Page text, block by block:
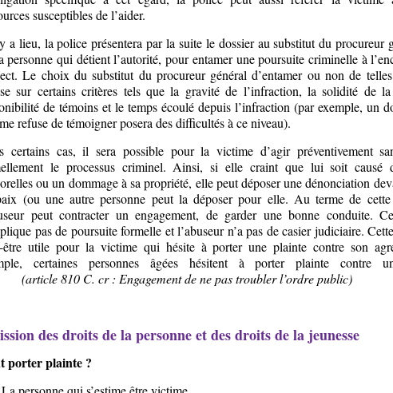
susceptibles de l’aider.
a lieu, la police présentera par la suite le dossier au substitut du procureur
personne qui détient l’autorité, pour entamer une poursuite criminelle à
Le choix du substitut du procureur général d’entamer ou non de
sur certains critères tels que la gravité de l’infraction, la solidité de
de témoins et le temps écoulé depuis l’infraction (par exemple, un
refuse de témoigner posera des difficultés à ce niveau).
certains cas, il sera possible pour la victime d’agir préventivement
le processus criminel. Ainsi, si elle craint que lui soit causé
ou un dommage à sa propriété, elle peut déposer une dénonciation
(ou une autre personne peut la déposer pour elle. Au terme de cette
peut contracter un engagement, de garder une bonne conduite.
pas de poursuite formelle et l’abuseur n’a pas de casier judiciaire.
être utile pour la victime qui hésite à porter une plainte contre son
certaines personnes âgées hésitent à porter plainte contre
(article 810 C. cr : Engagement de ne pas troubler l’ordre public)
des droits de la personne et des droits de la jeunesse
porter plainte ?